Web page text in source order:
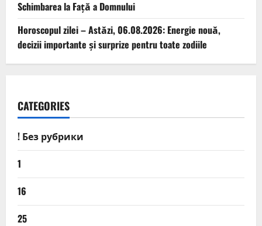
Schimbarea la Față a Domnului
Horoscopul zilei – Astăzi, 06.08.2026: Energie nouă,
decizii importante și surprize pentru toate zodiile
CATEGORIES
! Без рубрики
1
16
25